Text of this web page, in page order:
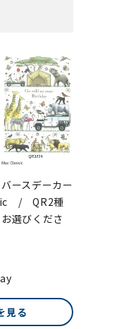
ースデーカー
/ QR2種
お選びくださ
見る